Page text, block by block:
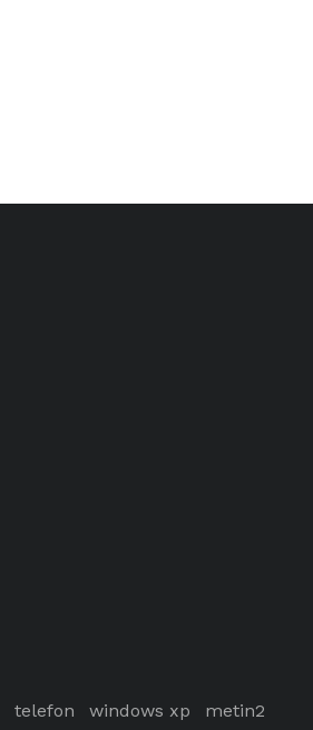
telefon windows xp
metin2